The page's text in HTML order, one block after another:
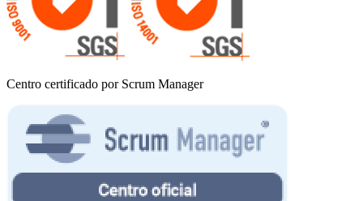
Centro certificado por Scrum Manager